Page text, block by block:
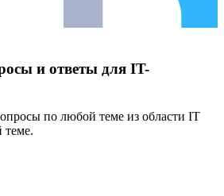
и ответы для IT-
по любой теме из области IT
теме.